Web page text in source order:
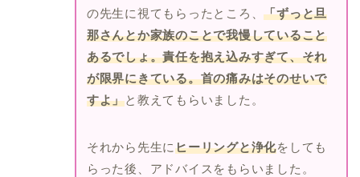
の先生に視てもらったところ、「ずっと旦
那さんとか家族のことで我慢していること
あるでしょ。責任を抱え込みすぎて、それ
が限界にきている。首の痛みはそのせいで
すよ」と教えてもらいました。
それから先生にヒーリングと浄化をしても
らった後、アドバイスをもらいました。